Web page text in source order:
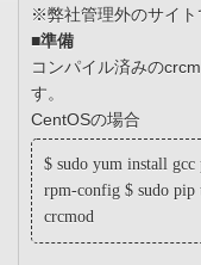
※弊社管理外のサイト
■準備
コンパイル済みの
す。
CentOSの場合
$ sudo yum install gcc
rpm-config $ sudo pip
crcmod